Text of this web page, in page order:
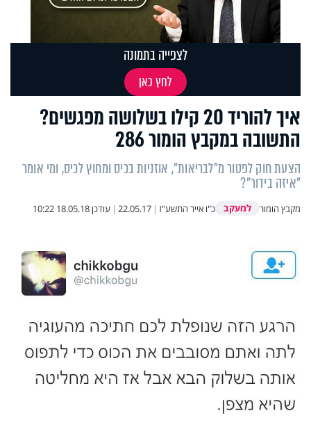
איך להוריד 20 קילו בשלושה מפגשים?
התשובה במקבץ הומור 286
הצעת חוק לפטור מ"לבריאות", אוזניות בכיס ומחוץ לכיס, ומי אומר
"איזה בידור"?
מקבץ הומור למעקב כ"ו אייר התשע"ז |
22.05.17
| עודכן18.05.18 10:22
לצפייה בתמונה
לחץ כאן